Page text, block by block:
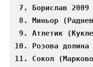
7. Борислав
8. Миньор
9. Атлетик
10. Розова
11. Сокол